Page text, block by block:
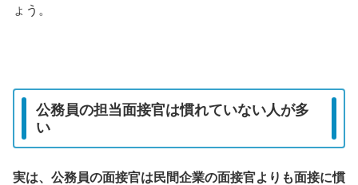
ょう。
公務員の担当面接官は慣れていない人が多
い
実は、公務員の面接官は民間企業の面接官よりも面接に慣